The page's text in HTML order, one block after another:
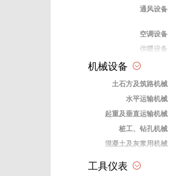
通风设备
空调设备
供暖设备
热水、采暖锅炉设备
水暖及通风空调材料
机械设备
土石方及筑路机械
水平运输机械
起重及垂直运输机械
桩工、钻孔机械
混凝土及灰浆用机械
工具仪表